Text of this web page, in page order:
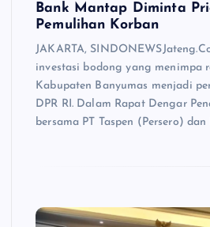
Bank Mantap Diminta
Pemulihan Korban
JAKARTA,
investasi bodong yang menimpa
Kabupaten Banyumas menjadi
DPR RI. Dalam Rapat Dengar
bersama PT Taspen (Persero) dan